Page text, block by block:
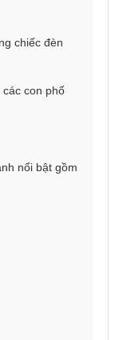
chiếc đèn
con phố
nổi bật gồm